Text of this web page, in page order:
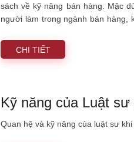
sách về kỹ năng bán hàng. Mặc
người làm trong ngành bán hàng,
CHI TIẾT
Kỹ năng của Luật
Quan hệ và kỹ năng của luật sư